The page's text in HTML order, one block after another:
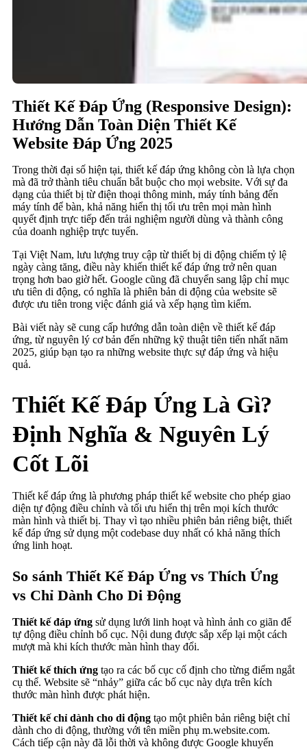
Thiết Kế Đáp Ứng (Responsive Design):
Hướng Dẫn Toàn Diện Thiết Kế
Website Đáp Ứng 2025
Trong thời đại số hiện tại, thiết kế đáp ứng không còn là lựa chọn
mà đã trở thành tiêu chuẩn bắt buộc cho mọi website. Với sự đa
dạng của thiết bị từ điện thoại thông minh, máy tính bảng đến
máy tính để bàn, khả năng hiển thị tối ưu trên mọi màn hình
quyết định trực tiếp đến trải nghiệm người dùng và thành công
của doanh nghiệp trực tuyến.
Tại Việt Nam, lưu lượng truy cập từ thiết bị di động chiếm tỷ lệ
ngày càng tăng, điều này khiến thiết kế đáp ứng trở nên quan
trọng hơn bao giờ hết. Google cũng đã chuyển sang lập chỉ mục
ưu tiên di động, có nghĩa là phiên bản di động của website sẽ
được ưu tiên trong việc đánh giá và xếp hạng tìm kiếm.
Bài viết này sẽ cung cấp hướng dẫn toàn diện về thiết kế đáp
ứng, từ nguyên lý cơ bản đến những kỹ thuật tiên tiến nhất năm
2025, giúp bạn tạo ra những website thực sự đáp ứng và hiệu
quả.
Thiết Kế Đáp Ứng Là Gì?
Định Nghĩa & Nguyên Lý
Cốt Lõi
Thiết kế đáp ứng là phương pháp thiết kế website cho phép giao
diện tự động điều chỉnh và tối ưu hiển thị trên mọi kích thước
màn hình và thiết bị. Thay vì tạo nhiều phiên bản riêng biệt, thiết
kế đáp ứng sử dụng một codebase duy nhất có khả năng thích
ứng linh hoạt.
So sánh Thiết Kế Đáp Ứng vs Thích Ứng
vs Chỉ Dành Cho Di Động
Thiết kế đáp ứng sử dụng lưới linh hoạt và hình ảnh co giãn để
tự động điều chỉnh bố cục. Nội dung được sắp xếp lại một cách
mượt mà khi kích thước màn hình thay đổi.
Thiết kế thích ứng tạo ra các bố cục cố định cho từng điểm ngắt
cụ thể. Website sẽ “nhảy” giữa các bố cục này dựa trên kích
thước màn hình được phát hiện.
Thiết kế chỉ dành cho di động tạo một phiên bản riêng biệt chỉ
dành cho di động, thường với tên miền phụ m.website.com.
Cách tiếp cận này đã lỗi thời và không được Google khuyến